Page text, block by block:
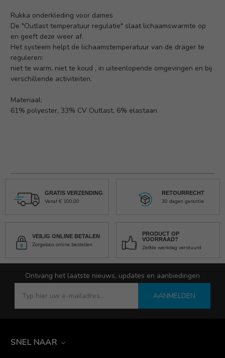
Rukka onderkleding voor dames
De "Outlast temperatuur regulatie" slaat lichaamswarmte op
en geeft deze weer af.
Het systeem helpt de lichaamstemperatuur van de drager te
reguleren:
niet te warm, niet te koud , in uiteenlopende omgevingen en bij
verschillende activiteiten.
Materiaal:
61% polyester, 33% CV Outlast, 6% elastaan
GRATIS VERZENDING
Vanaf € 100,00
RETOURRECHT
30 dagen garantie
VEILIG ONLINE BETALEN
Zorgeloos online bestellen
PRODUCT OP
VOORRAAD?
Zelfde werkdag verstuurd
Ontvang het laatste nieuws, updates en aanbiedingen
AANMELDEN
SNEL NAAR